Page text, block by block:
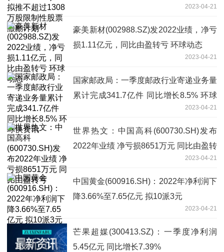
2023-04-21
豪美新材(002988.SZ)发2022业绩，净亏
损1.11亿元，同比由盈转亏 环球动态
2023-04-21
国家邮政局：一季度邮政行业寄递业务量
累计完成341.7亿件 同比增长8.5% 环球
2023-04-21
世界热文：中国高科(600730.SH)发布
2022年业绩 净亏损8651万元 同比由盈转
2023-04-21
中国黄金(600916.SH)：2022年净利润下
降3.66%至7.65亿元 拟10派3元
2023-04-21
芒果超媒(300413.SZ)：一季度净利润
5.45亿元 同比增长7.39%